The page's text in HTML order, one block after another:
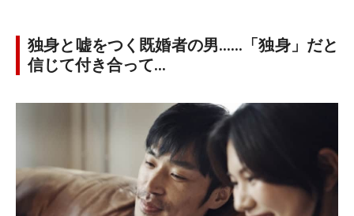
独身と嘘をつく既婚者の男……「独身」だと
信じて付き合って…